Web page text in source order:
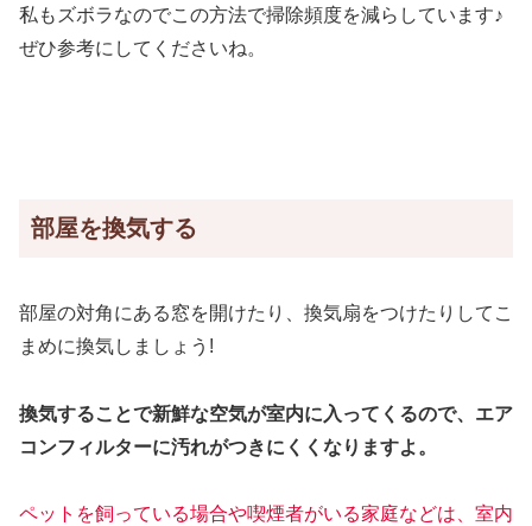
私もズボラなのでこの方法で掃除頻度を減らしています♪
ぜひ参考にしてくださいね。
部屋を換気する
部屋の対角にある窓を開けたり、換気扇をつけたりしてこ
まめに換気しましょう!
換気することで新鮮な空気が室内に入ってくるので、エア
コンフィルターに汚れがつきにくくなりますよ。
ペットを飼っている場合や喫煙者がいる家庭などは、室内